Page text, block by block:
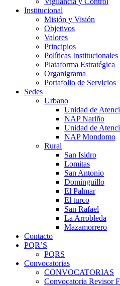
Institucional
Misión y Visión
Objetivos
Valores
Principios
Políticas Institucionales
Plataforma Estratégica
Organigrama
Portafolio de Servicios
Sedes
Urbano
Unidad de
NAP Nariño
Unidad de
NAP Mondomo
Rural
San Isidro
Lomitas
San Antonio
Dominguillo
El Palmar
El turco
San Rafael
La Arrobleda
Mazamorrero
Contacto
PQR’S
PQRS
Convocatorias
CONVOCATORIAS
Convocatoria Revisor